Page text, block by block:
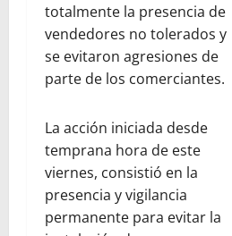
totalmente la presencia de
vendedores no tolerados y
se evitaron agresiones de
parte de los comerciantes.
La acción iniciada desde
temprana hora de este
viernes, consistió en la
presencia y vigilancia
permanente para evitar la